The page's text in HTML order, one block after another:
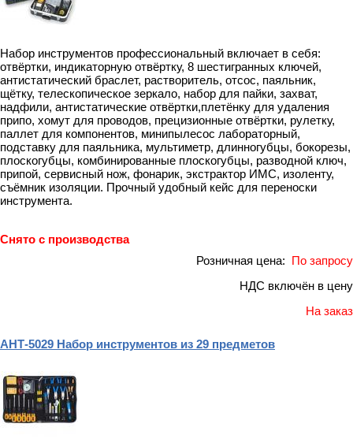
Набор инструментов профессиональный включает в себя:
отвёртки, индикаторную отвёртку, 8 шестигранных ключей,
антистатический браслет, растворитель, отсос, паяльник,
щётку, телескопическое зеркало, набор для пайки, захват,
надфили, антистатические отвёртки,плетёнку для удаления
припо, хомут для проводов, прецизионные отвёртки, рулетку,
паллет для компонентов, минипылесос лабораторный,
подставку для паяльника, мультиметр, длинногубцы, бокорезы,
плоскогубцы, комбинированные плоскогубцы, разводной ключ,
припой, сервисный нож, фонарик, экстрактор ИМС, изоленту,
съёмник изоляции. Прочный удобный кейс для переноски
инструмента.
Снято с производства
Розничная цена: По запросу
НДС включён в цену
На заказ
АНТ-5029 Набор инструментов из 29 предметов